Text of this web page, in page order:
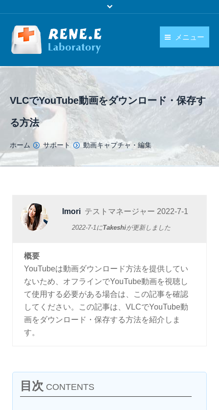
メニュー
購入
操作ガイド
日本語
language
VLCでYouTube動画をダウンロード・保存す
る方法
You are here:
ホーム サポート 動画キャプチャ・編集
Imori テストマネージャー 2022-7-1
2022-7-1にTakeshiが更新しました
概要
YouTubeは動画ダウンロード方法を提供してい
ないため、オフラインでYouTube動画を視聴し
て使用する必要がある場合は、この記事を確認
してください。この記事は、VLCでYouTube動
画をダウンロード・保存する方法を紹介しま
す。
目次 CONTENTS